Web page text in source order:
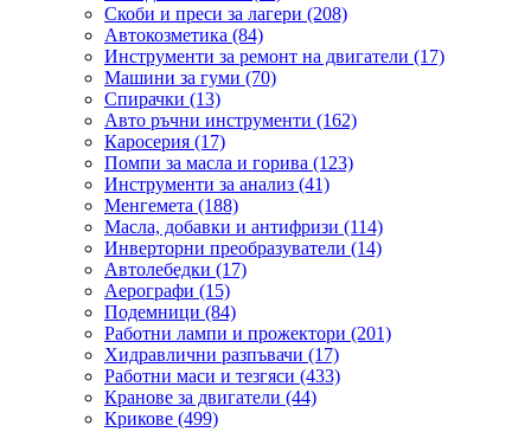
Скоби и преси за лагери (208)
Автокозметика (84)
Инструменти за ремонт на двигатели (17)
Машини за гуми (70)
Спирачки (13)
Авто ръчни инструменти (162)
Каросерия (17)
Помпи за масла и горива (123)
Инструменти за анализ (41)
Менгемета (188)
Масла, добавки и антифризи (114)
Инверторни преобразуватели (14)
Автолебедки (17)
Аерографи (15)
Подемници (84)
Работни лампи и прожектори (201)
Хидравлични разпъвачи (17)
Работни маси и тезгяси (433)
Кранове за двигатели (44)
Крикове (499)